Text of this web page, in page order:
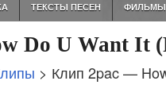
ТЕКСТЫ ПЕСЕН ФИЛЬМЫ
Do U Want It
> Клип 2pac —